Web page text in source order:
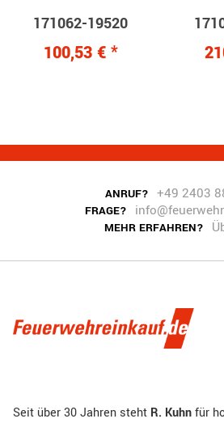
171062-19520
100,53 € *
ANRUF? +49 2403
FRAGE?
MEHR ERFAHREN?
Seit über 30 Jahren steht R. Kuhnfür